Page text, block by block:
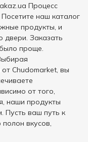
Процесс
наш каталог
продукты, и
двери. Заказать
проще.
Chudomarket, вы
от того,
наши продукты
Пусть ваш путь к
вкусов,